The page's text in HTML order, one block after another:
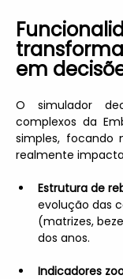
em
O simulador
complexos da
simples, focando
realmente
Estrutura de
evolução das
(matrizes,
dos anos.
Indicadores